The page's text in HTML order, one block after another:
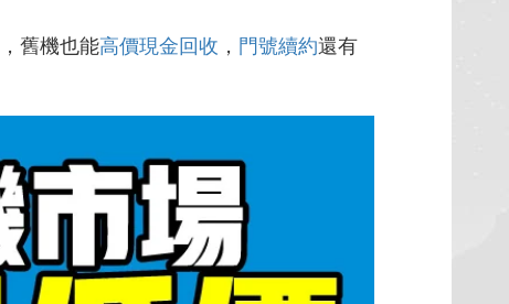
，舊機也能高價現金回收 ， 門號續約還有